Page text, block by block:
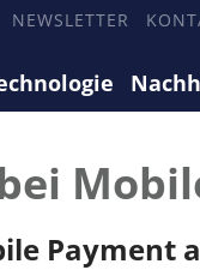
NEWSLETTER
Payment